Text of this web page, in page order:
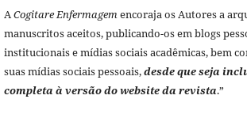
ACogitare Enfermagemencoraja os Autores a
manuscritos aceitos, publicando-os em blogs
institucionais e mídias sociais acadêmicas, bem
suas mídias sociais pessoais,desde que seja
completa à versão do website da revista.”